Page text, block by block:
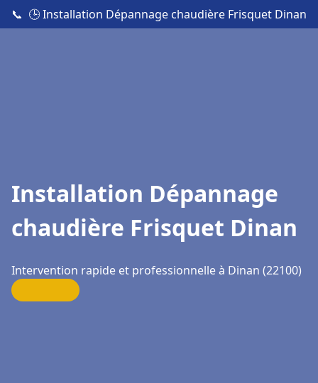
📞 🕒 Installation Dépannage chaudière Frisquet Dinan
Installation Dépannage
chaudière Frisquet Dinan
Intervention rapide et professionnelle à Dinan (22100)